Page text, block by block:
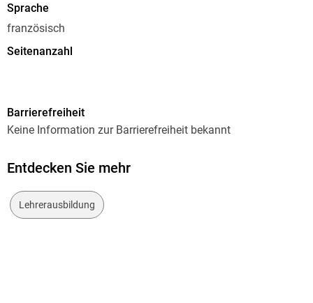
Sprache
französisch
Seitenanzahl
2,95 MB
Reihe
Eliane Damette
Barrierefreiheit
Keine Information zur Barrierefreiheit bekannt
Entdecken Sie mehr
Lehrerausbildung